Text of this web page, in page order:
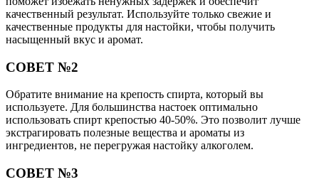
качественный результат. Используйте только свежие и
качественные продукты для настойки, чтобы получить
насыщенный вкус и аромат.
СОВЕТ №2
Обратите внимание на крепость спирта, который вы
используете. Для большинства настоек оптимально
использовать спирт крепостью 40-50%. Это позволит лучше
экстрагировать полезные вещества и ароматы из
ингредиентов, не перегружая настойку алкоголем.
СОВЕТ №3